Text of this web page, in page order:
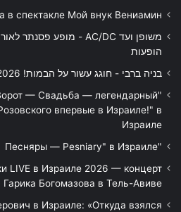
в спектакле Мой внук Вениамин
הופעות
בניה ברבי - חוגג עשור על הבמות! 2026 - כרטיסים ולוח הופעות
— Свадьба — легендарный
впервые в Израиле!" в
Израиле
"Песняры — Pesniary" в Израиле
LIVE в Израиле 2026 — концерт
Гарика Богомазова в Тель-Авиве
в Израиле: «Откуда взялся